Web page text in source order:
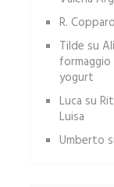
R.
Tilde su
yogurt
Luca su
Luisa
Umberto